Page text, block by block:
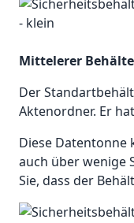
Mittelerer
Der
Aktenordner. Er
Diese Datentonne
auch über wenige
Sie, dass der